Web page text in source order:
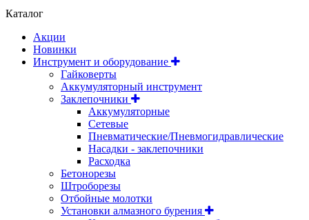
Каталог
Акции
Новинки
Инструмент и оборудование
Гайковерты
Аккумуляторный инструмент
Заклепочники
Аккумуляторные
Сетевые
Пневматические/Пневмогидравлические
Насадки - заклепочники
Расходка
Бетонорезы
Штроборезы
Отбойные молотки
Установки алмазного бурения